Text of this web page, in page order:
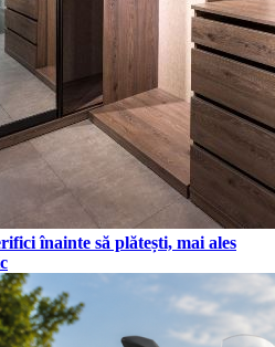
înainte să plătești, mai ales